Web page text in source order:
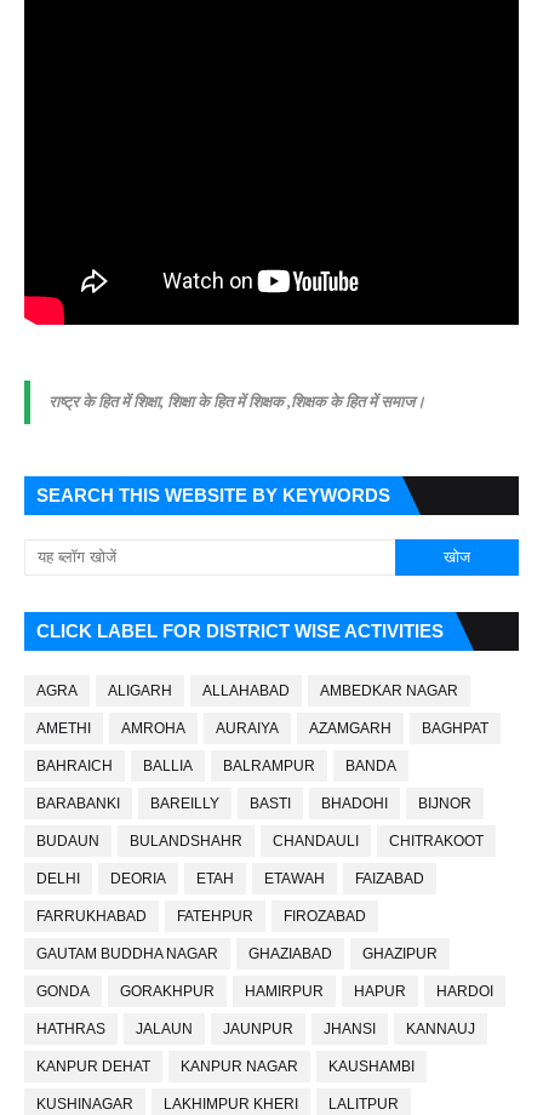
राष्ट्र के हित में शिक्षा, शिक्षा के हित में शिक्षक ,शिक्षक के हित में समाज।
SEARCH THIS WEBSITE BY KEYWORDS
CLICK LABEL FOR DISTRICT WISE ACTIVITIES
AGRA ALIGARH ALLAHABAD AMBEDKAR NAGAR
AMETHI AMROHA AURAIYA AZAMGARH BAGHPAT
BAHRAICH BALLIA BALRAMPUR BANDA
BARABANKI BAREILLY BASTI BHADOHI BIJNOR
BUDAUN BULANDSHAHR CHANDAULI CHITRAKOOT
DELHI DEORIA ETAH ETAWAH FAIZABAD
FARRUKHABAD FATEHPUR FIROZABAD
GAUTAM BUDDHA NAGAR GHAZIABAD GHAZIPUR
GONDA GORAKHPUR HAMIRPUR HAPUR HARDOI
HATHRAS JALAUN JAUNPUR JHANSI KANNAUJ
KANPUR DEHAT KANPUR NAGAR KAUSHAMBI
KUSHINAGAR LAKHIMPUR KHERI LALITPUR